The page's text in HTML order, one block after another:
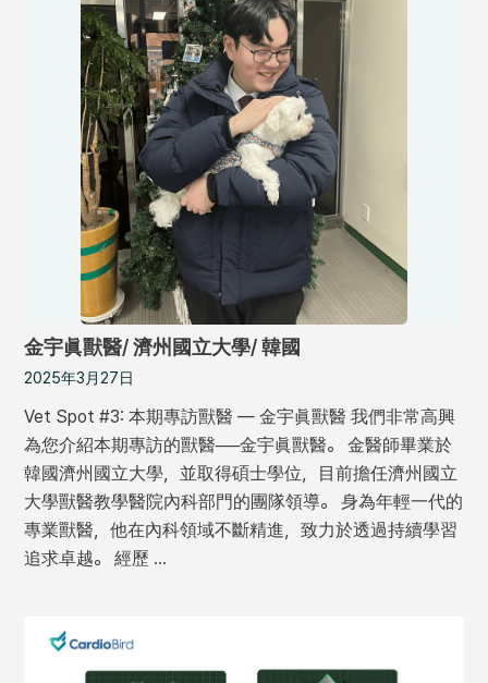
金宇眞獸醫/ 濟州國立大學/ 韓國
2025年3月27日
Vet Spot #3: 本期專訪獸醫 — 金宇眞獸醫 我們非常高興
為您介紹本期專訪的獸醫──金宇眞獸醫。 金醫師畢業於
韓國濟州國立大學，並取得碩士學位，目前擔任濟州國立
大學獸醫教學醫院內科部門的團隊領導。 身為年輕一代的
專業獸醫，他在內科領域不斷精進，致力於透過持續學習
追求卓越。 經歷 …